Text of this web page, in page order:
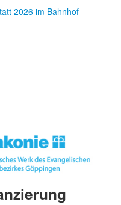
2026 im Bahnhof